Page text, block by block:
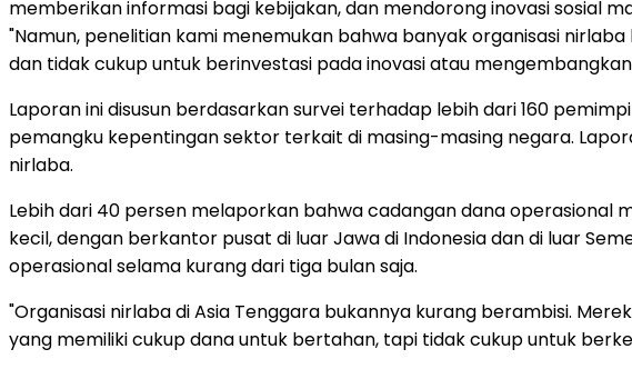
memberikan informasi bagi kebijakan, dan mendorong inovasi sosial
"Namun, penelitian kami menemukan bahwa banyak organisasi
dan tidak cukup untuk berinvestasi pada inovasi atau
Laporan ini disusun berdasarkan survei terhadap lebih dari 160
pemangku kepentingan sektor terkait di masing-masing negara.
nirlaba.
Lebih dari 40 persen melaporkan bahwa cadangan dana operasional
kecil, dengan berkantor pusat di luar Jawa di Indonesia dan di luar
operasional selama kurang dari tiga bulan saja.
"Organisasi nirlaba di Asia Tenggara bukannya kurang berambisi.
yang memiliki cukup dana untuk bertahan, tapi tidak cukup untuk